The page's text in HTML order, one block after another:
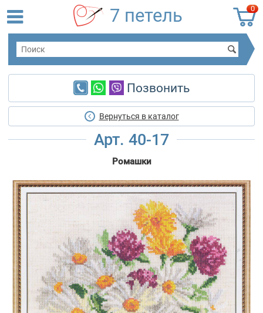
0
7 петель
Позвонить
Вернуться в каталог
Арт. 40-17
Ромашки